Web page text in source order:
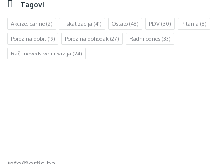
Tagovi
Akcize, carine (2) Fiskalizacija (41) Ostalo (48) PDV (30) Pitanja (8)
Porez na dobit (19) Porez na dohodak (27) Radni odnos (33)
Računovodstvo i revizija (24)